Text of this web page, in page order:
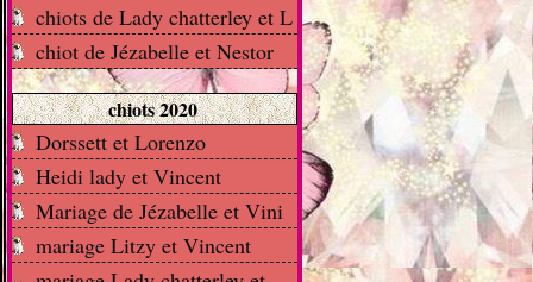
chiots de Lady chatterley et L
chiot de Jézabelle et Nestor
chiots 2020
Dorssett et Lorenzo
Heidi lady et Vincent
Mariage de Jézabelle et Vini
mariage Litzy et Vincent